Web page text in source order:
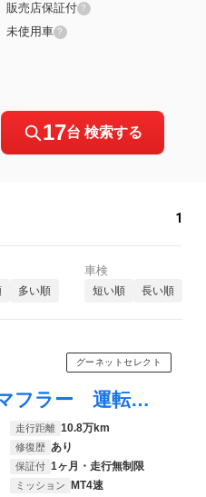
販売店保証付 ?
未使用車 ?
17台 検索する
1
多い順
車検
短い順 長い順
グーネットセレクト
ＭＩＮＩ メイフェア ４速マニュアル センターマフラー 運転席バケットシート １２インチブラックアルミ 取説 記録簿 社外サスペンション 禁煙車両
走行距離 10.8万km
修復歴 あり
保証付 1ヶ月・走行無制限
ミッション MT4速